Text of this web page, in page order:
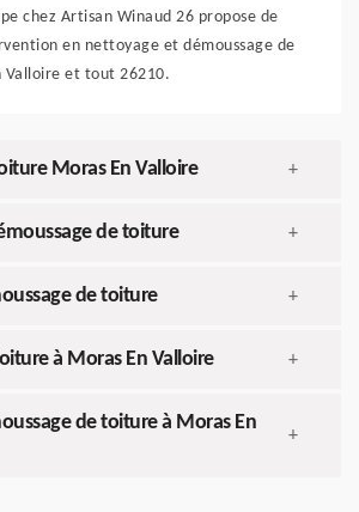
chez Artisan Winaud 26 propose de
en nettoyage et démoussage de
Valloire et tout 26210.
Moras En Valloire +
de toiture +
de toiture +
à Moras En Valloire +
de toiture à Moras En
+